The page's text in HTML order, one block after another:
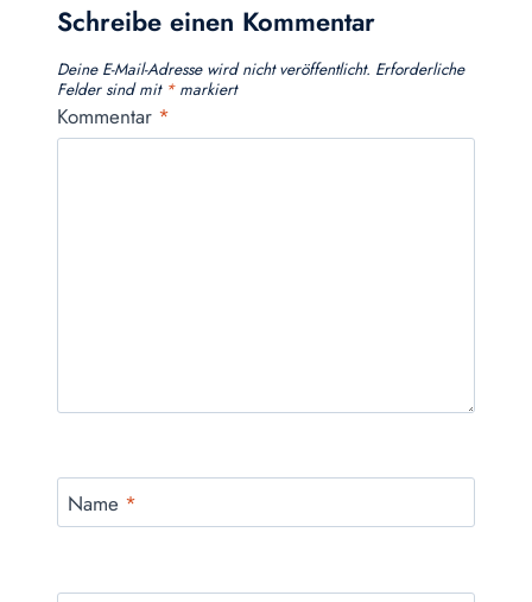
Schreibe einen Kommentar
Deine E-Mail-Adresse wird nicht veröffentlicht. Erforderliche
Felder sind mit *markiert
Kommentar *
Name *